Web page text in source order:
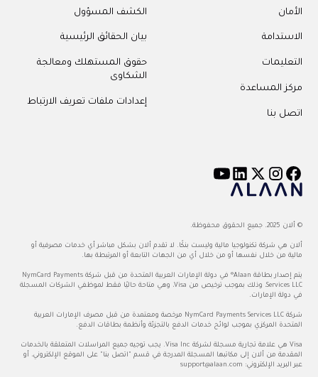
الأمان
الاستدامة
التعليمات
مركز المساعدة
اتصل بنا
الكشف المسؤول
بيان الحقائق الرئيسية
حقوق المستهلك ومعالجة
الشكاوى
إعدادات ملفات تعريف الارتباط
© ألان 2025. جميع الحقوق محفوظة.
ألان هي شركة تكنولوجيا مالية وليست بنكًا. لا تقدم ألان بشكل مباشر أي خدمات مصرفية أو
مالية من خلال نفسها أو من خلال أي من الجهات التابعة أو المرتبطة بها.
يتم إصدار بطاقة Alaan® في دولة الإمارات العربية المتحدة من قبل شركة NymCard Payments
Services LLC، وذلك بموجب ترخيص من Visa، وهي متاحة حاليًا فقط لموظفي الشركات المسجلة
في دولة الإمارات.
شركة NymCard Payments Services LLC مرخصة ومعتمدة من قبل مصرف الإمارات العربية
المتحدة المركزي بموجب لوائح خدمات الدفع بالتجزئة وأنظمة بطاقات الدفع.
Visa هي علامة تجارية مسجلة لشركة Visa Inc. يجب توجيه جميع المراسلات المتعلقة بالخدمات
المقدمة من ألان إلى مكاتبها المسجلة المدرجة في قسم "اتصل بنا" على الموقع الإلكتروني، أو
عبر البريد الإلكتروني: support@alaan.com